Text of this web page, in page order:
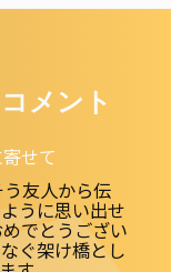
ービス」が繰り広
メント
せて
友人から伝
うに思い出せ
でとうござい
ぐ架け橋とし